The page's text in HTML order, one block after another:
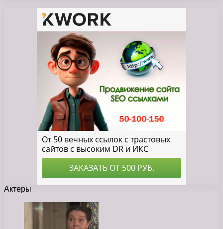
Актеры